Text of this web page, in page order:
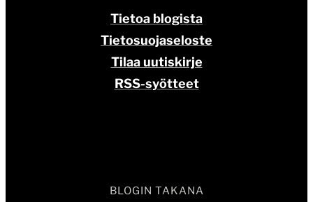
BLOGIN TAKANA
Tietoa blogista
Tietosuojaseloste
Tilaa uutiskirje
RSS-syötteet